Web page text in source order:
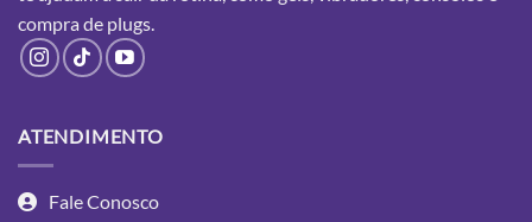
comprade plugs.
ATENDIMENTO
Fale Conosco